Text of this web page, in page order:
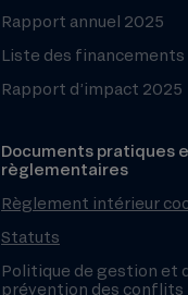
Rapport annuel 2025
Liste des financements
Rapport d’impact 2025
Documents pratiques
règlementaires
Règlement intérieur
Statuts
Politique de gestion et
prévention des conflits